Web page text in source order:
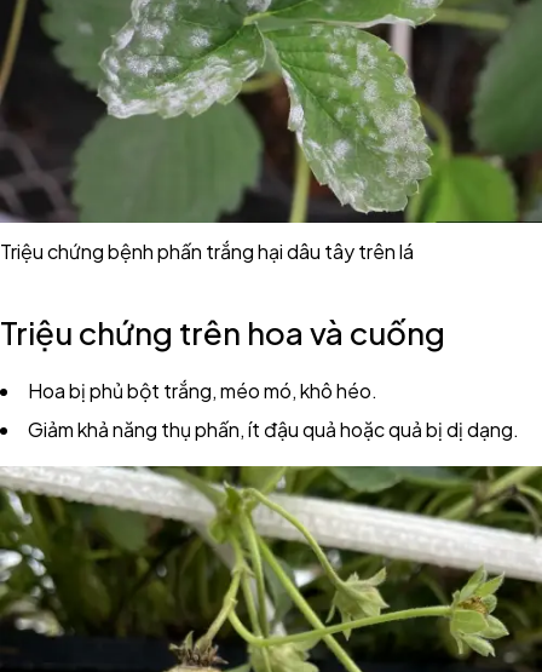
Triệu chứng bệnh phấn trắng hại dâu tây trên lá
Triệu chứng trên hoa và cuống
Hoa bị phủ bột trắng, méo mó, khô héo.
Giảm khả năng thụ phấn, ít đậu quả hoặc quả bị dị dạng.